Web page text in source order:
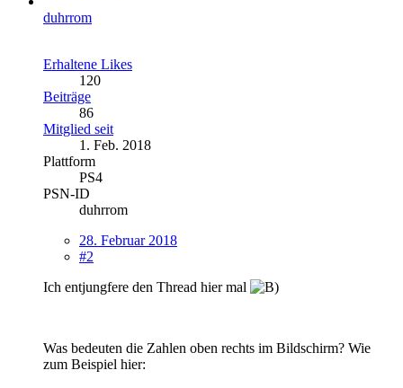
duhrrom
Erhaltene Likes
120
Beiträge
86
Mitglied seit
1. Feb. 2018
Plattform
PS4
PSN-ID
duhrrom
28. Februar 2018
#2
Ich entjungfere den Thread hier mal
Was bedeuten die Zahlen oben rechts im Bildschirm? Wie
zum Beispiel hier: